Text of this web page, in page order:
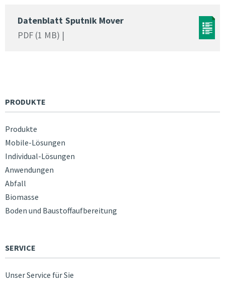
Datenblatt Sputnik Mover
PDF (1 MB) |
PRODUKTE
Produkte
Mobile-Lösungen
Individual-Lösungen
Anwendungen
Abfall
Biomasse
Boden und Baustoffaufbereitung
SERVICE
Unser Service für Sie